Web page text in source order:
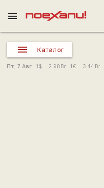
menu
Каталог
Пт, 7 Авг 1 $ = 2.98 Br 1€ = 3.44 Br